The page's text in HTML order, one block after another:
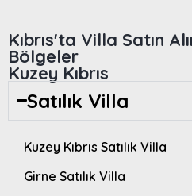
Kıbrıs'ta Villa Satın
Bölgeler
Kuzey Kıbrıs
Satılık Villa
Kuzey Kıbrıs Satılık Villa
Girne Satılık Villa